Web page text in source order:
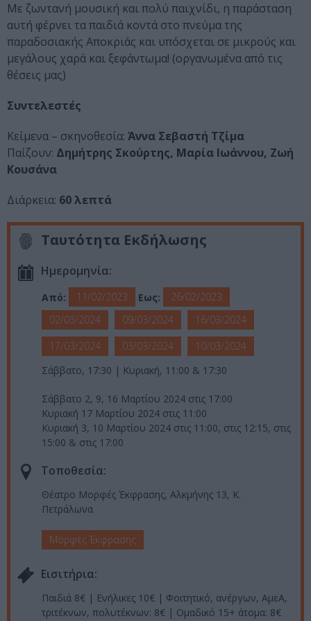
Με ζωντανή μουσική και πολύ παιχνίδι, η παράσταση
αυτή φέρνει τα παιδιά κοντά στο πνεύμα της
παραδοσιακής Αποκριάς και υπόσχεται σε μικρούς και
μεγάλους χαρά και ξεφάντωμα! (οργανωμένα από τις
θέσεις μας)
Συντελεστές
Κείμενα – σκηνοθεσία: Άννα Σεβαστή Τζίμα
Παίζουν: Δημήτρης Σκούρτης, Μαρία Ιωάννου, Ζωή
Κουσάνα
Διάρκεια: 60 λεπτά
Ταυτότητα Εκδήλωσης
Ημερομηνία:
Από: 11/02/2023 Εως:
26/02/2023
02/03/2024
09/03/2024
16/03/2024
17/03/2024
03/03/2024
10/03/2024
Σάββατο, 17:30 | Κυριακή, 11:00 & 17:30
Σάββατο 2, 9, 16 Μαρτίου 2024 στις 17:00
Κυριακή 17 Μαρτίου 2024 στις 11:00
Κυριακή 3, 10 Μαρτίου 2024 στις 11:00, στις 12:15, στις
15:00 & στις 17:00
Τοποθεσία:
Θέατρο Μορφές Έκφρασης, Αλκμήνης 13, Κ.
Πετράλωνα
Μορφές Έκφρασης
Eισιτήρια:
Παιδιά 8€ | Ενήλικες 10€ | Φοιτητικό, ανέργων, ΑμεΑ,
τριτέκνων, πολυτέκνων: 8€ | Ομαδικό 15+ άτομα: 8€